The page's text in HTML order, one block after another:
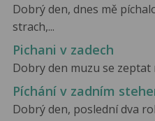
Dobrý den, dnes mě
strach,...
Pichani v zadech
Dobry den muzu se
Píchání v zadním
Dobrý den, poslední dva